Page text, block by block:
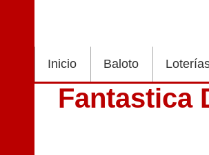
Inicio Baloto
Fantastica